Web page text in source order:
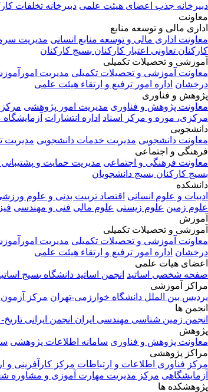
دبیرخانه جذب اعضای هیئت علمی دبیرخانه تخلفات
معاونت
اداری مالی و توسعه منابع
معاونت اداری مالی و توسعه منابع انسانی مدیریت
کارکنان تعاونی اعتبار کارکنان بسیج کارکنان
آموزشی و تحصیلات تکمیلی
معاونت آموزشی و تحصیلات تکمیلی مدیریت
درخشان اداره امور ترفیع و ارتقاء هیئت علمی
پژوهش و فناوری
معاونت پژوهش و فناوری مدیریت امور پژوهشی مرکز
مرکزی، موزه و مرکز اسناد اداره انتشارات
دانشجویی
معاونت دانشجویی مدیریت خدمات دانشجویی مدیریت
فرهنگی و اجتماعی
معاونت فرهنگی و اجتماعی مدیریت حمایت و
بسیج کارکنان بسیج دانشجویان
دانشکده
ادبیات و علوم انسانی اقتصاد تربیت بدنی و علوم
علوم زمین علوم زیستی علوم مالی فنی و مهندسی
آموزش
آموزشی و تحصیلات تکمیلی
معاونت آموزشی و تحصیلات تکمیلی مدیریت
درخشان اداره امور ترفیع و ارتقاء هیئت علمی
اعضای هیات علمی
صفحه شخصی اساتید انجمن اساتید دانشگاه بسیج
مراکز آموزشی
پردیس بین الملل دانشگاه خوارزمی-تهران مرکز آزمون
انجمن ها
انجمن زمین شناسی مهندسی ایران انجمن ایرانی
پژوهش
معاونت پژوهش و فناوری سامانه اطلاعات پژوهشی
مراکز پژوهشی
مرکز فناوری اطلاعات و ارتباطات مرکز کارآفرینی و
آزمایشگاهی مرکز مدیریت مهارت آموزی و مشاوره
پژوهشکده ها